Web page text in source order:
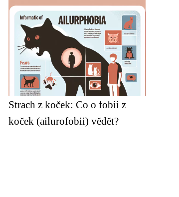
Strach z koček: Co o fobii z
koček (ailurofobii) vědět?